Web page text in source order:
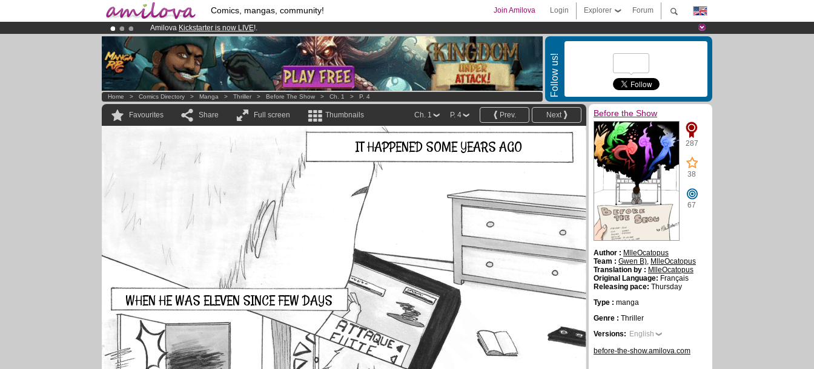
Comics, mangas, community! Forum
Explorer
Login
Join Amilova
Amilova Kickstarter is now LIVE!.
Premium membership from3.95 eurosper month !Get membership now
Already 100000 membersand 1000 comics & mangas!.
Follow us!
Home > Comics Directory > Manga > Thriller > Before The Show > Ch. 1 > P. 4
Favourites Share Full screen Thumbnails Next
Prev.
P. 4
Ch. 1
IT HAPPENED SOME YEARS AGO
WHEN HE WAS ELEVEN SINCE FEW DAYS
Before the Show
287
38
67
Author : MlleOcatopus
Team : Gwen B), MlleOcatopus
Translation by : MlleOcatopus
Original Language: Français
Releasing pace: Thursday
Type : manga
Genre : Thriller
Versions: English
before-the-show.amilova.com